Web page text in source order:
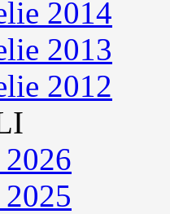
2014
2013
2012